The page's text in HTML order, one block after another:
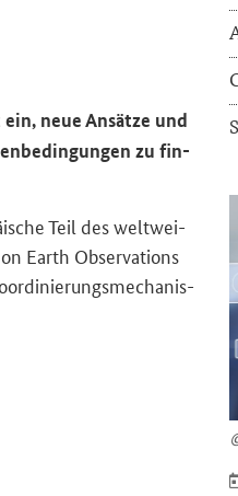
neue An­sät­ze und
zu fin­
Teil des welt­wei­
Earth Observations